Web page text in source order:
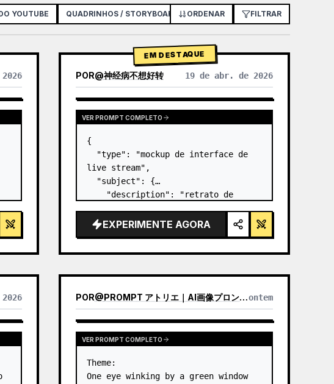
YOUTUBE QUADRINHOS / STORYBOARD PÔSTER / FLYER DESIGN DE
ORDENAR FILTRAR
EM DESTAQUE
POR@神经病不想好转 19 de abr. de 2026
VER PROMPT COMPLETO
{
  "type": "mockup de interface de
live stream",
  "subject": {
camiseta preta com um gráfico de
esquema técnico em branco",
EXPERIMENTE AGORA
POR@PROMPT アトリエ｜AI画像プロンプト ontem
VER PROMPT COMPLETO
Theme:
One eye winking by a green window